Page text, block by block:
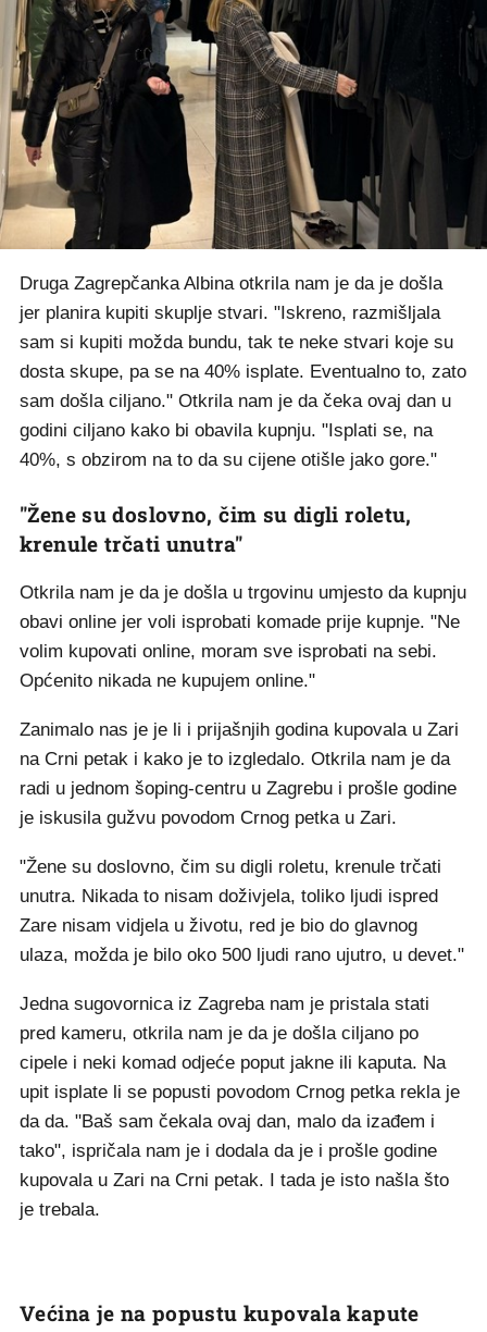
Druga Zagrepčanka Albina otkrila nam je da je došla
jer planira kupiti skuplje stvari. "Iskreno, razmišljala
sam si kupiti možda bundu, tak te neke stvari koje su
dosta skupe, pa se na 40% isplate. Eventualno to, zato
sam došla ciljano." Otkrila nam je da čeka ovaj dan u
godini ciljano kako bi obavila kupnju. "Isplati se, na
40%, s obzirom na to da su cijene otišle jako gore."
"Žene su doslovno, čim su digli roletu,
krenule trčati unutra"
Otkrila nam je da je došla u trgovinu umjesto da kupnju
obavi online jer voli isprobati komade prije kupnje. "Ne
volim kupovati online, moram sve isprobati na sebi.
Općenito nikada ne kupujem online."
Zanimalo nas je je li i prijašnjih godina kupovala u Zari
na Crni petak i kako je to izgledalo. Otkrila nam je da
radi u jednom šoping-centru u Zagrebu i prošle godine
je iskusila gužvu povodom Crnog petka u Zari.
"Žene su doslovno, čim su digli roletu, krenule trčati
unutra. Nikada to nisam doživjela, toliko ljudi ispred
Zare nisam vidjela u životu, red je bio do glavnog
ulaza, možda je bilo oko 500 ljudi rano ujutro, u devet."
Jedna sugovornica iz Zagreba nam je pristala stati
pred kameru, otkrila nam je da je došla ciljano po
cipele i neki komad odjeće poput jakne ili kaputa. Na
upit isplate li se popusti povodom Crnog petka rekla je
da da. "Baš sam čekala ovaj dan, malo da izađem i
tako", ispričala nam je i dodala da je i prošle godine
kupovala u Zari na Crni petak. I tada je isto našla što
je trebala.
Većina je na popustu kupovala kapute